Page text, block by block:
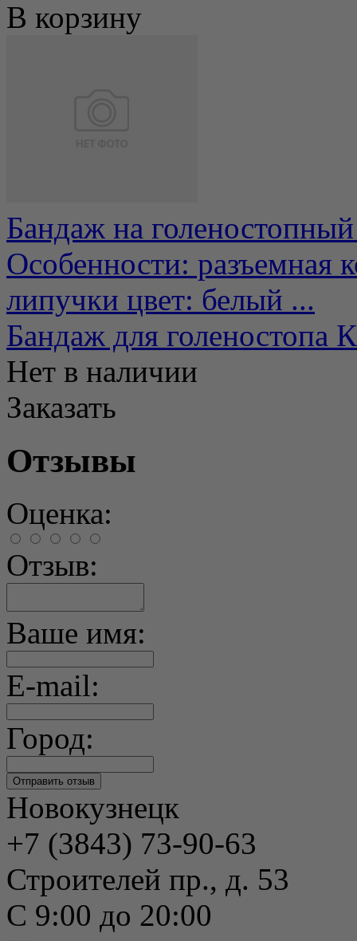
В корзину
Бандаж на
Особенности: разъемная
липучки цвет: белый ...
Бандаж для
Нет в наличии
Заказать
Отзывы
Оценка:
Отзыв:
Ваше имя:
E-mail:
Город:
Новокузнецк
+7 (3843) 73-90-63
Строителей пр., д. 53
С 9:00 до 20:00